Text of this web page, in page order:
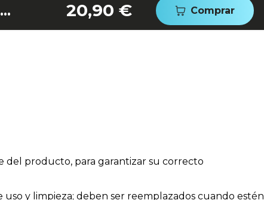
Cestillo con mango Cecofry Fantastik Window 4000 20,90 € Comprar
del producto, para garantizar su correcto
uso y limpieza; deben ser reemplazados cuando estén